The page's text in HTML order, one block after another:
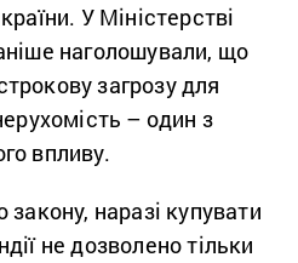
У Міністерстві
наголошували, що
загрозу для
– один з
впливу.
закону, наразі купувати
не дозволено тільки